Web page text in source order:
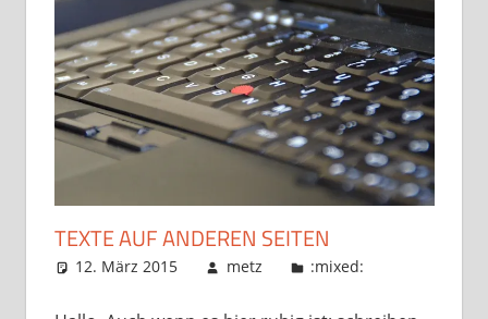
TEXTE AUF ANDEREN SEITEN
12. März 2015 metz :mixed: